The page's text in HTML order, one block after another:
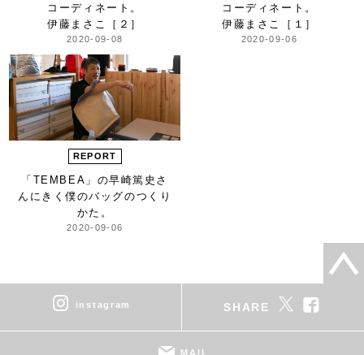
コーディネート。
伊藤まさこ
［２］
2020-09-08
コーディネート。
伊藤まさこ
［１］
2020-09-06
REPORT
「TEMBEA」の早崎篤史さ
んにきく僕のバッグのつくり
かた。
2020-09-06
instagram SHARE
MAIL